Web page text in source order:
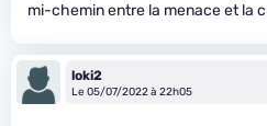
mi-chemin entre la menace et la
loki2
Le 05/07/2022 à 22h05